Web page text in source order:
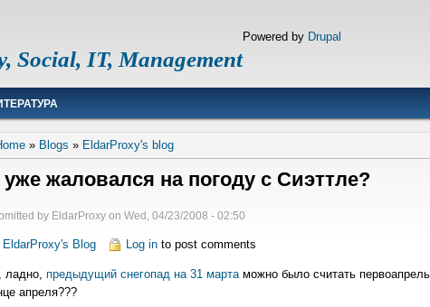
Social, IT, Management
Powered by Drupal
Blogs EldarProxy's blog
жаловался на погоду с Сиэттле?
by EldarProxy on Wed, 04/23/2008 - 02:50
EldarProxy's Blog Log in to post comments
ладно, предыдущий снегопад на 31 мартаможно было считать
апреля???